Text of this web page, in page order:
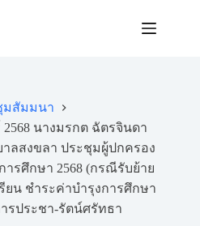
มสัมมนา
นางมรกต ฉัตรจินดา
าลสงขลา ประชุมผู้ปกครอง
ารศึกษา 2568 (กรณีรับย้าย
ยน ชำระค่าบำรุงการศึกษา
รประชา-รัตน์ศรัทธา